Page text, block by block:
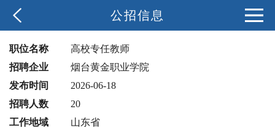
公招信息
职位名称
高校专任教师
招聘企业
烟台黄金职业学院
发布时间
2026-06-18
招聘人数
20
工作地域
山东省